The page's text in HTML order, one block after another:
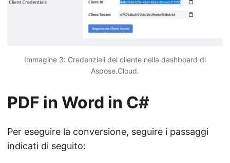
Immagine 3: Credenziali del cliente nella dashboard di
Aspose.Cloud.
PDF in Word in C#
Per eseguire la conversione, seguire i passaggi
indicati di seguito: